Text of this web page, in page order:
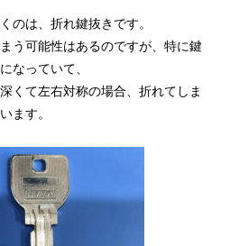
のは、折れ鍵抜きです。
う可能性はあるのですが、特に鍵
なっていて、
くて左右対称の場合、折れてしま
ます。